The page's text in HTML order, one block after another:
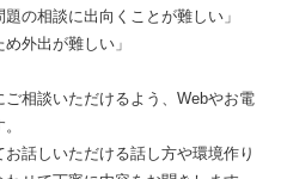
の相談に出向くことが難しい」
外出が難しい」
相談いただけるよう、Webやお電
話しいただける話し方や環境作り